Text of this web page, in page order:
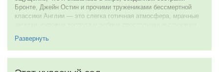
— что бы понять, что в этом мире еще осталась красота. Не
лишайте себя удовольствия, посвятите этой ленте немного
вещи раскрашивают ее, озаряют и делают свежее и ярче. Не
буду вводить вас в сюжет, рассказывать о героях.
Бронте, Джейн Остин и прочими тружениками бессмертной
классики Англии — это слегка готичная атмосфера, мрачные
Развернуть